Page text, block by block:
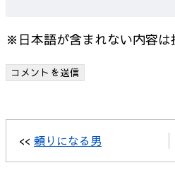
※日本語が含まれない内容は
<< 頼りになる男